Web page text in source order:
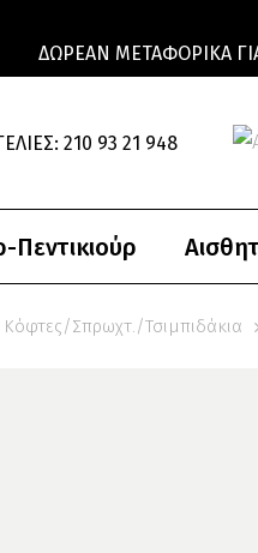
ΔΩΡΕΆΝ ΜΕΤΑΦΟΡΙΚΆ
210 93 21 948
Πεντικιούρ
Κόφτες/Σπρωχτ./Τσιμπιδάκια